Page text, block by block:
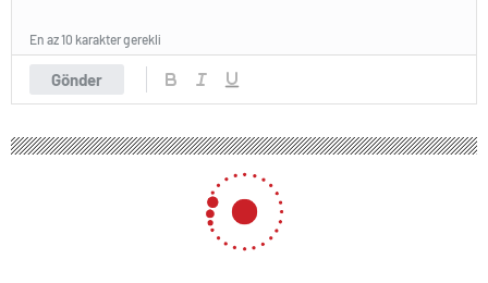
Gönder
En az 10 karakter gerekli